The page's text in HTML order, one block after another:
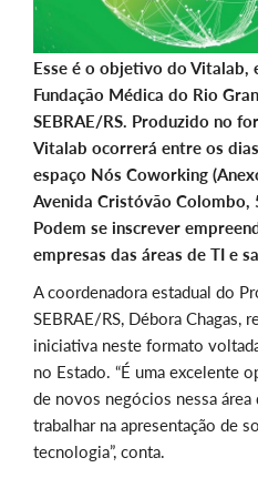
Esse é o objetivo do
Fundação Médica do Rio
SEBRAE/RS. Produzido no
Vitalab ocorrerá entre os
espaço Nós Coworking
Avenida Cristóvão Colombo,
Podem se inscrever
empresas das áreas de TI e
A coordenadora estadual do
SEBRAE/RS, Débora Chagas,
iniciativa neste formato
no Estado. “É uma excelente
de novos negócios nessa
trabalhar na apresentação de
tecnologia”, conta.